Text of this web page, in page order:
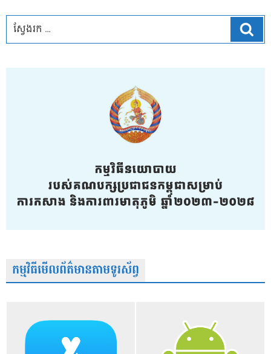
កម្មវិធីមើលព័ត៌មានតាមទូរស័ព្វ